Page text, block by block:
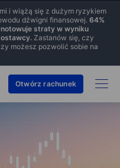
i wiążą się z dużym ryzykiem
dźwigni finansowej. 64%
straty w wyniku
Zastanów się, czy
możesz pozwolić sobie na
Otwórz rachunek